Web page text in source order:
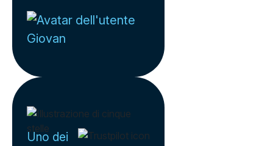
Giovan
Uno dei